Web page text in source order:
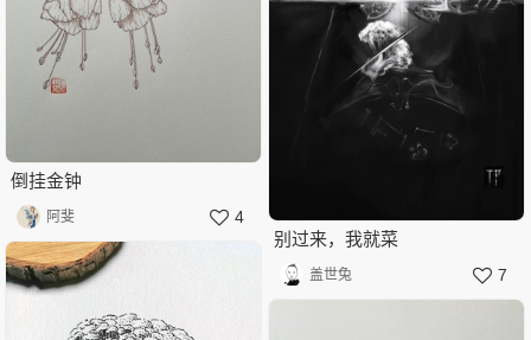
倒挂金钟
阿斐 4
别过来，我就菜
盖世兔 7